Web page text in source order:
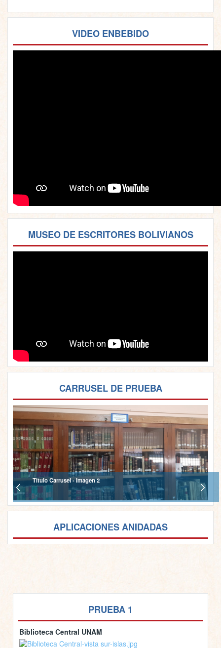
VIDEO ENBEBIDO
MUSEO DE ESCRITORES BOLIVIANOS
CARRUSEL DE PRUEBA
Titulo Carrusel - Imagen 2
APLICACIONES ANIDADAS
PRUEBA 1
Biblioteca Central UNAM